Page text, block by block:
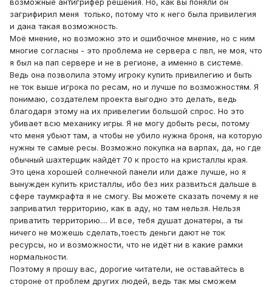
возможные антигрифер решения. Но, как вы поняли он
загрифирил меня только, потому что к него была привилегия
и дана такая возможность.
Моё мнение, но возможно это и ошибочное мнение, но с ним
многие согласны - это проблема не сервера с пвп, не моя, что
я был на пап сервере и не в регионе, а именно в системе.
Ведь она позволила этому игроку купить привилегию и быть
не ток выше игрока по ресам, но и лучше по возможностям. Я
понимаю, создателем проекта выгодно это делать, ведь
благодаря этому на их привелегии большой спрос. Но это
убивает всю механику игры. Я не могу добыть ресы, потому
что меня убьют там, а чтобы не убило нужна броня, на которую
нужны те самые ресы. Возможно покупка на варпах, да, но где
обычный шахтерщик найдёт 70 к просто на кристаллы края.
Это цена хорошей солнечной панели или даже лучше, но я
вынужден купить кристаллы, ибо без них развиться дальше в
сфере таумкрафта я не смогу. Вы можете сказать почему я не
заприватил территорию, как в аду, но там нельзя. Нельзя
приватить территорию.... И все, тебя душат донатеры, а ты
ничего не можешь сделать,тоесть деньги дают не ток
ресурсы, но и возможности, что не идёт ни в какие рамки
нормальности.
Поэтому я прошу вас, дорогие читатели, не оставайтесь в
стороне от проблем других людей, ведь так мы сможем